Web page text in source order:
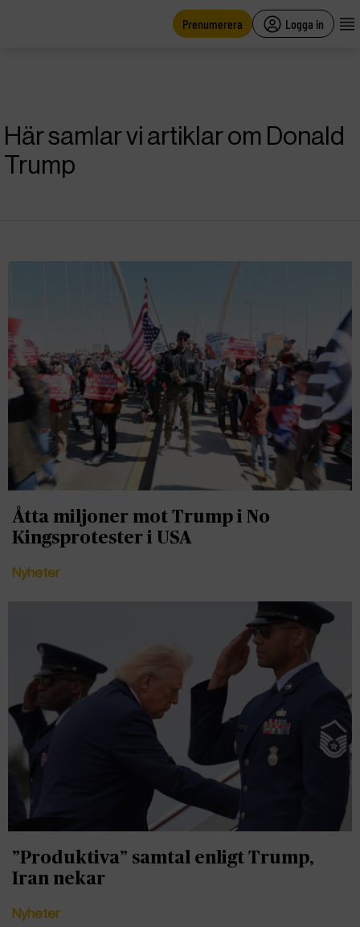
Prenumerera Logga in
Här samlar vi artiklar om Donald
Trump
Åtta miljoner mot Trump i No
Kingsprotester i USA
Nyheter
”Produktiva” samtal enligt Trump,
Iran nekar
Nyheter